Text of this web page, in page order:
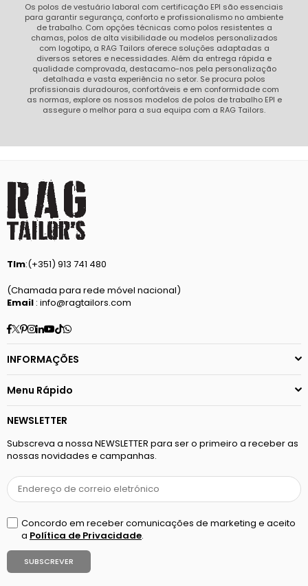
Os polos de vestuário laboral com certificação EPI são essenciais
para garantir segurança, conforto e profissionalismo no ambiente
de trabalho. Com opções técnicas como polos resistentes a
chamas, polos de alta visibilidade ou modelos personalizados
com logotipo, a RAG Tailors oferece soluções adaptadas a
diversos setores e necessidades. Além da entrega rápida e
qualidade comprovada, destacamo-nos pela personalização
detalhada e vasta experiência no setor. Se procura polos
profissionais duradouros, confortáveis e em conformidade com
as normas, explore os nossos modelos de polos de trabalho EPI e
assegure o melhor para a sua equipa com a RAG Tailors.
Tlm:(+351) 913 741 480
(Chamada para rede móvel nacional)
Email : info@ragtailors.com
Facebook
Twitter
Pinterest
Instagram
Linkedin
YouTube
TikTok
Whatsapp
INFORMAÇÕES
Menu Rápido
NEWSLETTER
Subscreva a nossa NEWSLETTER para ser o primeiro a receber as
nossas novidades e campanhas.
Concordo em receber comunicações de marketing e aceito
a Política de Privacidade.
SUBSCREVER